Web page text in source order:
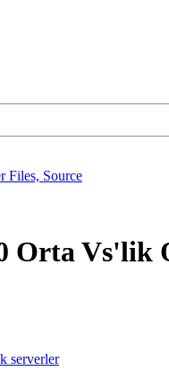
Files, Source
Orta Vs'lik
serverler